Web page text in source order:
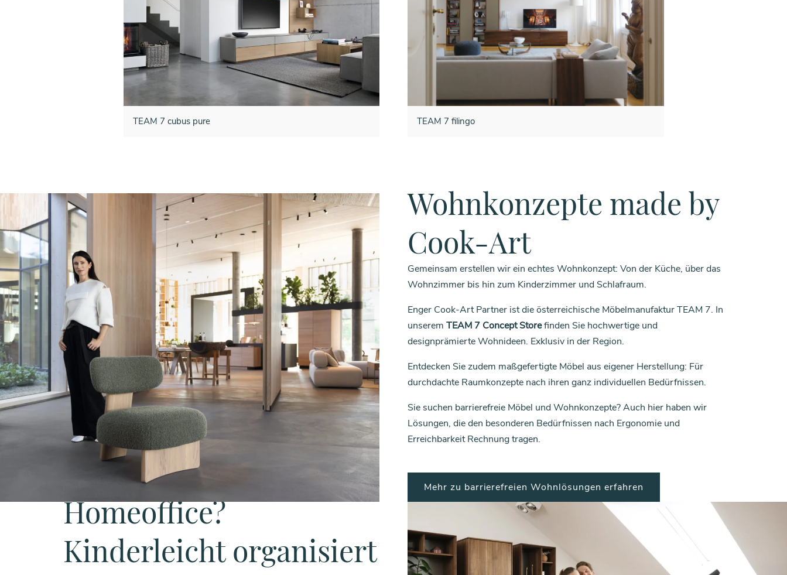
TEAM 7 cubus pure TEAM 7 filingo
Wohnkonzepte made by
Cook-Art
Gemeinsam erstellen wir ein echtes Wohnkonzept: Von der Küche, über das
Wohnzimmer bis hin zum Kinderzimmer und Schlafraum.
Enger Cook-Art Partner ist die österreichische Möbelmanufaktur TEAM 7. In
unserem TEAM 7 Concept Storefinden Sie hochwertige und
designprämierte Wohnideen. Exklusiv in der Region.
Entdecken Sie zudem maßgefertigte Möbel aus eigener Herstellung: Für
durchdachte Raumkonzepte nach ihren ganz individuellen Bedürfnissen.
Sie suchen barrierefreie Möbel und Wohnkonzepte? Auch hier haben wir
Lösungen, die den besonderen Bedürfnissen nach Ergonomie und
Erreichbarkeit Rechnung tragen.
Mehr zu barrierefreien Wohnlösungen erfahren
Homeoffice?
Kinderleicht organisiert